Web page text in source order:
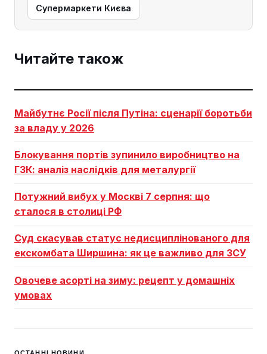
Супермаркети Києва
Читайте також
Майбутнє Росії після Путіна: сценарії боротьби
за владу у 2026
Блокування портів зупинило виробництво на
ГЗК: аналіз наслідків для металургії
Потужний вибух у Москві 7 серпня: що
сталося в столиці РФ
Суд скасував статус недисциплінованого для
екскомбата Ширшина: як це важливо для ЗСУ
Овочеве асорті на зиму: рецепт у домашніх
умовах